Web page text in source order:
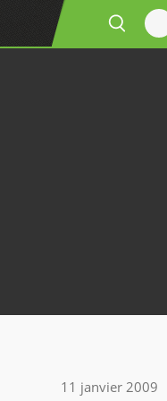
11 janvier 2009